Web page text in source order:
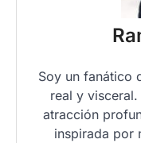
Soy un fanático
real y
atracción
inspirada por